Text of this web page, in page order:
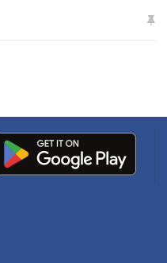
खाई में धक्का… आरोपियों ने